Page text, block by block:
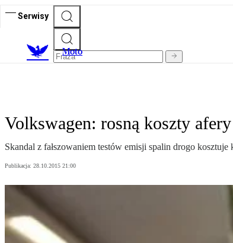
Serwisy
Moto
Volkswagen: rosną koszty afery
Skandal z fałszowaniem testów emisji spalin drogo
Publikacja: 28.10.2015 21:00